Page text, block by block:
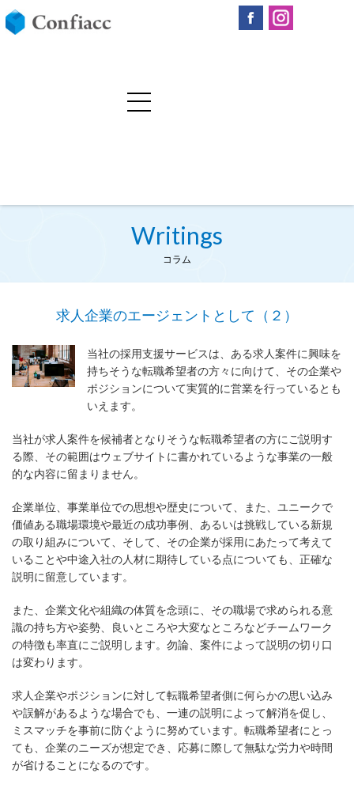
Writings
コラム
求人企業のエージェントとして（２）
当社の採用支援サービスは、ある求人案件に興味を
持ちそうな転職希望者の方々に向けて、その企業や
ポジションについて実質的に営業を行っているとも
いえます。
当社が求人案件を候補者となりそうな転職希望者の方にご説明す
る際、その範囲はウェブサイトに書かれているような事業の一般
的な内容に留まりません。
企業単位、事業単位での思想や歴史について、また、ユニークで
価値ある職場環境や最近の成功事例、あるいは挑戦している新規
の取り組みについて、そして、その企業が採用にあたって考えて
いることや中途入社の人材に期待している点についても、正確な
説明に留意しています。
また、企業文化や組織の体質を念頭に、その職場で求められる意
識の持ち方や姿勢、良いところや大変なところなどチームワーク
の特徴も率直にご説明します。勿論、案件によって説明の切り口
は変わります。
求人企業やポジションに対して転職希望者側に何らかの思い込み
や誤解があるような場合でも、一連の説明によって解消を促し、
ミスマッチを事前に防ぐように努めています。転職希望者にとっ
ても、企業のニーズが想定でき、応募に際して無駄な労力や時間
が省けることになるのです。